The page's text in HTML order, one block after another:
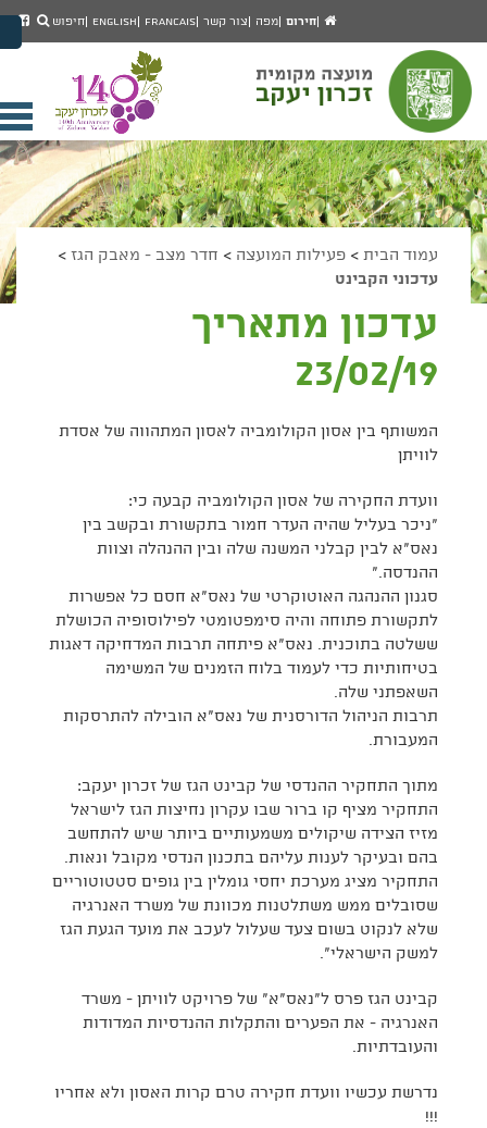
מעבר לתפריט ראשי
הגדל גודל פונט
הקטן גודל פונט
מצב ניגודיות גבוהה
מצב ניגודיות נמוכה
הצג קישורים
הצהרת נגישות
עמוד
הבית
חירום מפה צור קשר Francais
English חיפוש
עמוד הבית > פעילות המועצה > חדר מצב - מאבק הגז >
עדכוני הקבינט
עדכון מתאריך
23/02/19
המשותף בין אסון הקולומביה לאסון המתהווה של אסדת
לוויתן
וועדת החקירה של אסון הקולומביה קבעה כי:
"ניכר בעליל שהיה העדר חמור בתקשורת ובקשב בין
נאס"א לבין קבלני המשנה שלה ובין ההנהלה וצוות
ההנדסה."
סגנון ההנהגה האוטוקרטי של נאס"א חסם כל אפשרות
לתקשורת פתוחה והיה סימפטומטי לפילוסופיה הכושלת
ששלטה בתוכנית. נאס"א פיתחה תרבות המדחיקה דאגות
בטיחותיות כדי לעמוד בלוח הזמנים של המשימה
השאפתני שלה.
תרבות הניהול הדורסנית של נאס"א הובילה להתרסקות
המעבורת.
מתוך התחקיר ההנדסי של קבינט הגז של זכרון יעקב:
התחקיר מציף קו ברור שבו עקרון נחיצות הגז לישראל
מזיז הצידה שיקולים משמעותיים ביותר שיש להתחשב
בהם ובעיקר לענות עליהם בתכנון הנדסי מקובל ונאות.
התחקיר מציג מערכת יחסי גומלין בין גופים סטטוטוריים
שסובלים ממש משתלטנות מכוונת של משרד האנרגיה
שלא לנקוט בשום צעד שעלול לעכב את מועד הגעת הגז
למשק הישראלי".
קבינט הגז פרס ל"נאס"א" של פרויקט לוויתן - משרד
האנרגיה - את הפערים והתקלות ההנדסיות המדודות
והעובדתיות.
נדרשת עכשיו וועדת חקירה טרם קרות האסון ולא אחריו
!!!